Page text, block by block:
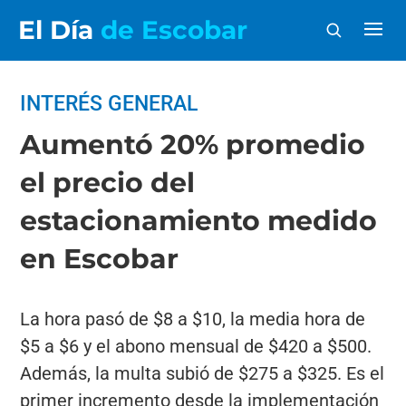
El Día de Escobar
INTERÉS GENERAL
Aumentó 20% promedio
el precio del
estacionamiento medido
en Escobar
La hora pasó de $8 a $10, la media hora de
$5 a $6 y el abono mensual de $420 a $500.
Además, la multa subió de $275 a $325. Es el
primer incremento desde la implementación